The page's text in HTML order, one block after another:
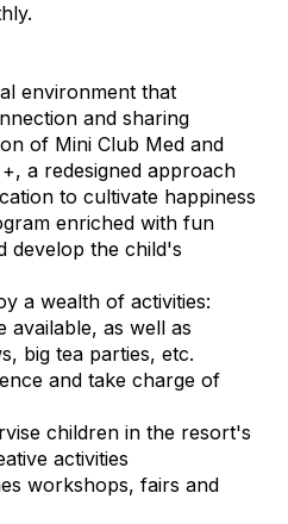
environment that
and sharing
of Mini Club Med and
a redesigned approach
to cultivate happiness
enriched with fun
develop the child's
a wealth of activities:
available, as well as
big tea parties, etc.
and take charge of
children in the resort's
activities
workshops, fairs and